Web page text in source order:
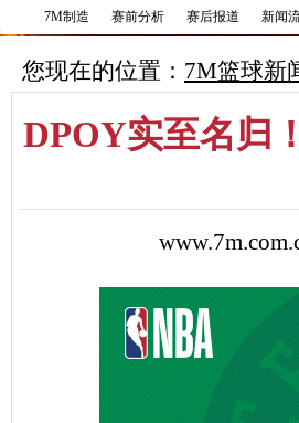
7M制造 赛前分析 赛后报道 新闻
您现在的位置： 7M篮球新
DPOY实至名归